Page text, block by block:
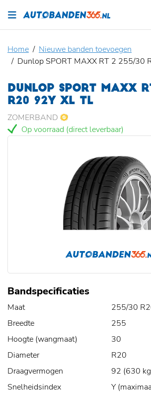
Home
Nieuwe banden toevoegen
Dunlop SPORT MAXX RT 2 255/30
DUNLOP SPORT MAXX
R20 92Y XL TL
ZOMERBAND
Op voorraad (direct leverbaar)
Bandspecificaties
Maat
255/30
Breedte
255
Hoogte (wangmaat)
30
Diameter
R20
Draagvermogen
92 (630
Snelheidsindex
Y